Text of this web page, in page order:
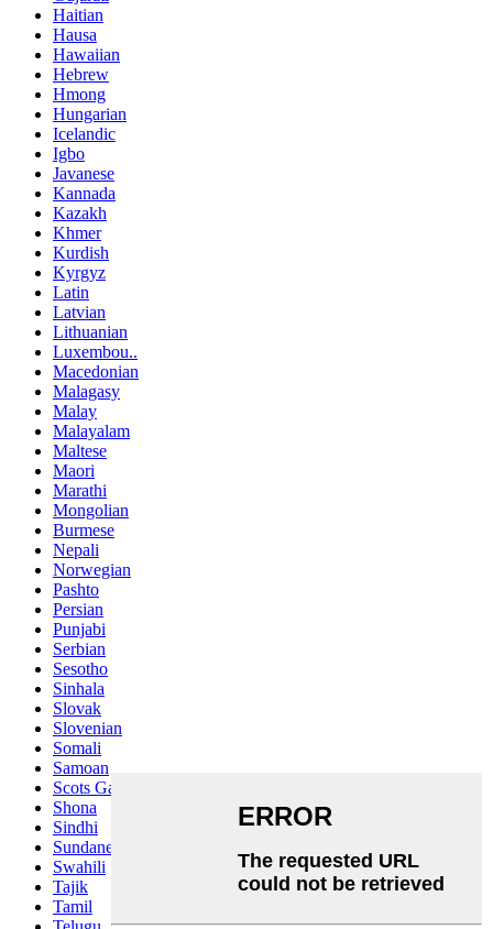
Haitian
Hausa
Hawaiian
Hebrew
Hmong
Hungarian
Icelandic
Igbo
Javanese
Kannada
Kazakh
Khmer
Kurdish
Kyrgyz
Latin
Latvian
Lithuanian
Luxembou..
Macedonian
Malagasy
Malay
Malayalam
Maltese
Maori
Marathi
Mongolian
Burmese
Nepali
Norwegian
Pashto
Persian
Punjabi
Serbian
Sesotho
Sinhala
Slovak
Slovenian
Somali
Samoan
Scots Gaelic
Shona
Sindhi
Sundanese
Swahili
Tajik
Tamil